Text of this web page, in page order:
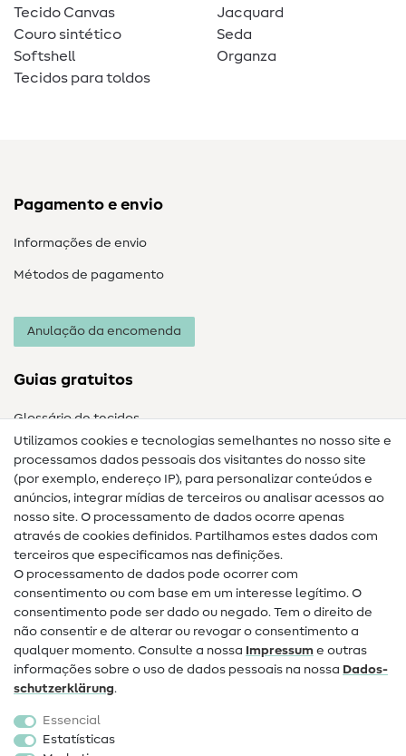
Tecido Canvas
Couro sintético
Softshell
Tecidos para toldos
Jacquard
Seda
Organza
Pagamento e envio
Informações de envio
Métodos de pagamento
Anulação da encomenda
Guias gratuitos
Glossário de tecidos
Guias de costura
Ajuda e contacto
Contacto
Mudança de proprietário
Perguntas frequentes (FAQ)
Direito de cancelamento
Popular
Tecidos
Utilizamos cookies e tecnologias semelhantes no nosso site e
processamos dados pessoais dos visitantes do nosso site
(por exemplo, endereço IP), para personalizar conteúdos e
anúncios, integrar mídias de terceiros ou analisar acessos ao
nosso site. O processamento de dados ocorre apenas
através de cookies definidos. Partilhamos estes dados com
terceiros que especificamos nas definições.
O processamento de dados pode ocorrer com
consentimento ou com base em um interesse legítimo. O
consentimento pode ser dado ou negado. Tem o direito de
não consentir e de alterar ou revogar o consentimento a
qualquer momento. Consulte a nossa Impressum e outras
informações sobre o uso de dados pessoais na nossa Dados­
schutz­erklärung.
Essencial
Estatísticas